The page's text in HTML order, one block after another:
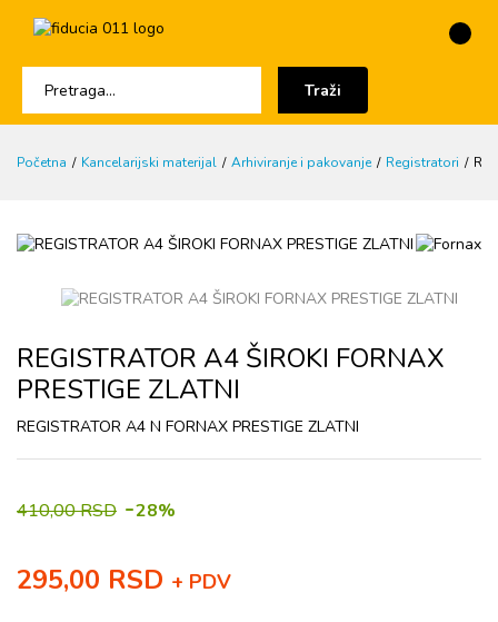
Traži
Početna Kancelarijski materijal Arhiviranje i pakovanje Registratori
REGISTRATOR A4 ŠIROKI FORNAX
PRESTIGE ZLATNI
REGISTRATOR A4 N FORNAX PRESTIGE ZLATNI
410,00 RSD -28%
295,00 RSD + PDV